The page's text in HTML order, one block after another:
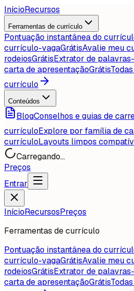
InícioRecursos
Ferramentas de currículo
Pontuação instantânea do
currículo-vagaGrátisAvalie meu
rodeiosGrátisExtrator de
carta de apresentaçãoGrátis
currículo
Conteúdos
BlogConselhos e guias de
currículoExplore por família de
currículoLayouts limpos
Carregando...
Preços
Entrar
InícioRecursosPreços
Ferramentas de currículo
Pontuação instantânea do
currículo-vagaGrátisAvalie meu
rodeiosGrátisExtrator de
carta de apresentaçãoGrátis